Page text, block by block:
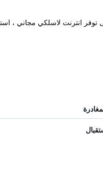
انترنت لاسلكي مجاني ،